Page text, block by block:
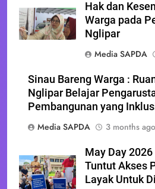
Hak dan
Warga pada
Nglipar
Media SAPDA
Sinau Bareng Warga :
Nglipar Belajar
Pembangunan yang
Media SAPDA
3 months ago
May Day
Tuntut Akses
Layak Untuk